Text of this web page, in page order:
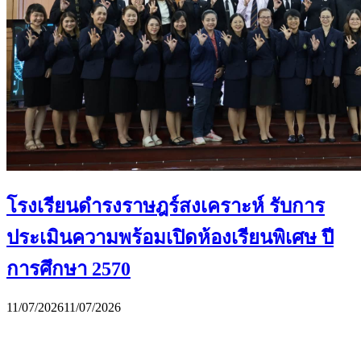
โรงเรียนดำรงราษฎร์สงเคราะห์ รับการ
ประเมินความพร้อมเปิดห้องเรียนพิเศษ ปี
การศึกษา 2570
11/07/202611/07/2026